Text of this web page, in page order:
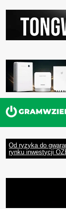
Od ryzyka do
rynku inwestycji